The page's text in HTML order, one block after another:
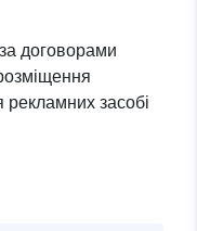
договорами
засобі